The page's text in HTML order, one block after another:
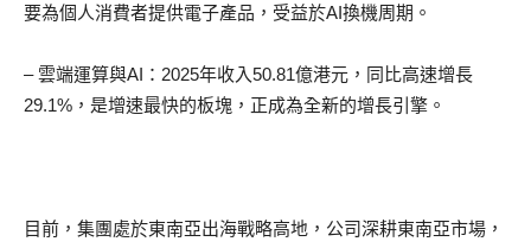
要為個人消費者提供電子產品，受益於AI換機周期。
– 雲端運算與AI：2025年收入50.81億港元，同比高速增長
29.1%，是增速最快的板塊，正成為全新的增長引擎。
目前，集團處於東南亞出海戰略高地，公司深耕東南亞市場，